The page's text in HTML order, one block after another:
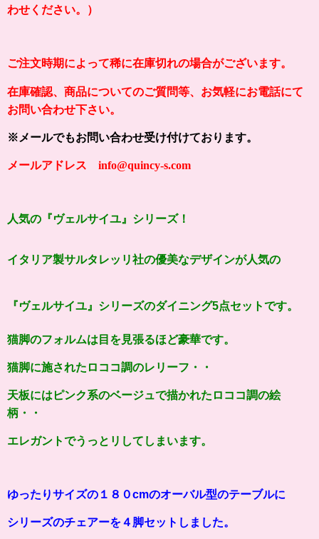
わせください。）
ご注文時期によって稀に在庫切れの場合がございます。
在庫確認、商品についてのご質問等、お気軽にお電話にて
お問い合わせ下さい。
※メールでもお問い合わせ受け付けております。
メールアドレス info@quincy-s.com
人気の『ヴェルサイユ』シリーズ！
イタリア製サルタレッリ社の優美なデザインが人気の
『ヴェルサイユ 』シリーズのダイニング5点セットです。
猫脚のフォルムは目を見張るほど豪華です。
猫脚に施されたロココ調のレリーフ・・
天板にはピンク系のベージュで描かれたロココ調の絵
柄・・
エレガントでうっとリしてしまいます。
ゆったりサイズの１８０cmのオーバル型のテーブルに
シリーズのチェアーを４脚セットしました。